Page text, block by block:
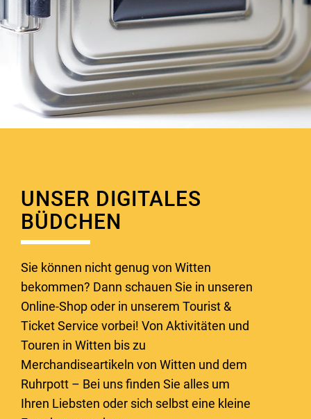
UNSER DIGITALES
BÜDCHEN
Sie können nicht genug von Witten
bekommen? Dann schauen Sie in unseren
Online-Shop oder in unserem Tourist &
Ticket Service vorbei! Von Aktivitäten und
Touren in Witten bis zu
Merchandiseartikeln von Witten und dem
Ruhrpott – Bei uns finden Sie alles um
Ihren Liebsten oder sich selbst eine kleine